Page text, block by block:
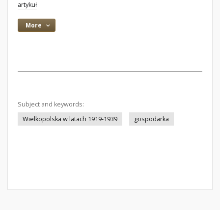
artykuł
More
Subject and keywords:
Wielkopolska w latach 1919-1939
gospodarka